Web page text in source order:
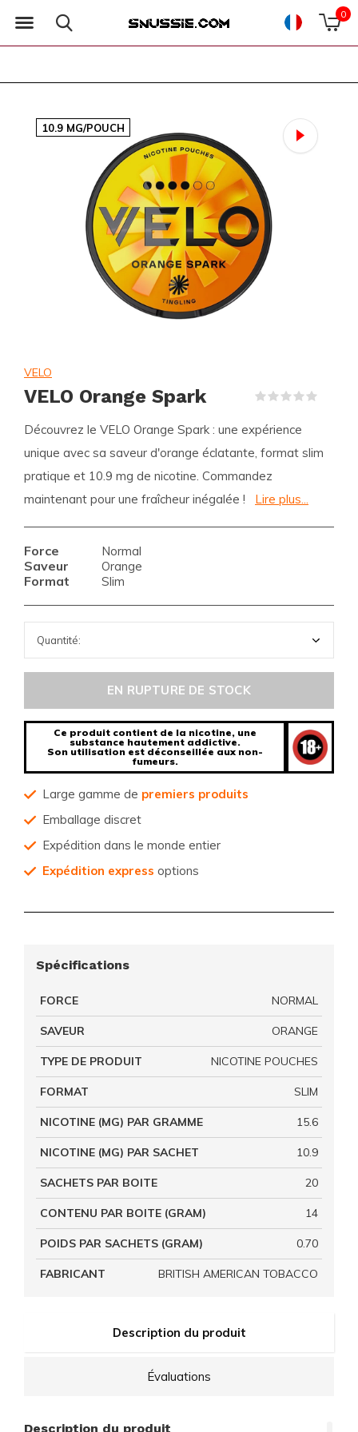
0
10.9 MG/POUCH
VELO
VELO Orange Spark
Découvrez le VELO Orange Spark : une expérience
unique avec sa saveur d'orange éclatante, format slim
pratique et 10.9 mg de nicotine. Commandez
maintenant pour une fraîcheur inégalée !
Lire plus...
Force Normal
Saveur Orange
Format Slim
EN RUPTURE DE STOCK
Ce produit contient de la nicotine, une
substance hautement addictive.
Son utilisation est déconseillée aux non-
fumeurs.
Large gamme de premiers produits
Emballage discret
Expédition dans le monde entier
Expédition express options
Description du produit
Évaluations
Description du produit
Spécifications
FORCE NORMAL
SAVEUR ORANGE
TYPE DE PRODUIT NICOTINE POUCHES
FORMAT SLIM
NICOTINE (MG) PAR GRAMME 15.6
NICOTINE (MG) PAR SACHET 10.9
SACHETS PAR BOITE 20
CONTENU PAR BOITE (GRAM) 14
POIDS PAR SACHETS (GRAM) 0.70
FABRICANT BRITISH AMERICAN TOBACCO